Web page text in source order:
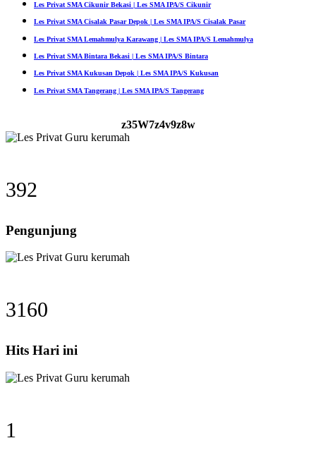
Les Privat SMA Cikunir Bekasi | Les SMA IPA/S Cikunir
Les Privat SMA Cisalak Pasar Depok | Les SMA IPA/S Cisalak Pasar
Les Privat SMA Lemahmulya Karawang | Les SMA IPA/S Lemahmulya
Les Privat SMA Bintara Bekasi | Les SMA IPA/S Bintara
Les Privat SMA Kukusan Depok | Les SMA IPA/S Kukusan
Les Privat SMA Tangerang | Les SMA IPA/S Tangerang
z35W7z4v9z8w
392
Pengunjung
3160
Hits Hari ini
1